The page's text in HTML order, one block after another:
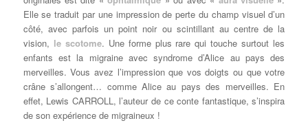
Elle se traduit par une impression de perte du champ visuel d’un
côté, avec parfois un point noir ou scintillant au centre de la
vision, le scotome. Une forme plus rare qui touche surtout les
enfants est la migraine avec syndrome d’Alice au pays des
merveilles. Vous avez l’impression que vos doigts ou que votre
crâne s’allongent… comme Alice au pays des merveilles. En
effet, Lewis CARROLL, l’auteur de ce conte fantastique, s’inspira
de son expérience de migraineux !